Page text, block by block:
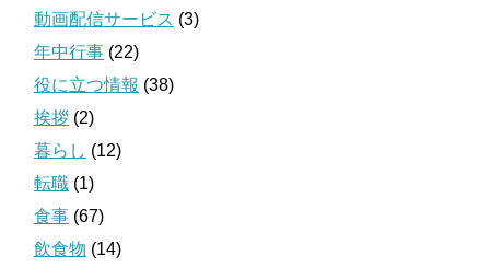
動画配信サービス (3)
年中行事 (22)
役に立つ情報 (38)
挨拶 (2)
暮らし (12)
転職 (1)
食事 (67)
飲食物 (14)